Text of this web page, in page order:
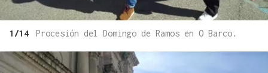
1/14 Procesión del Domingo de Ramos en O Barco.